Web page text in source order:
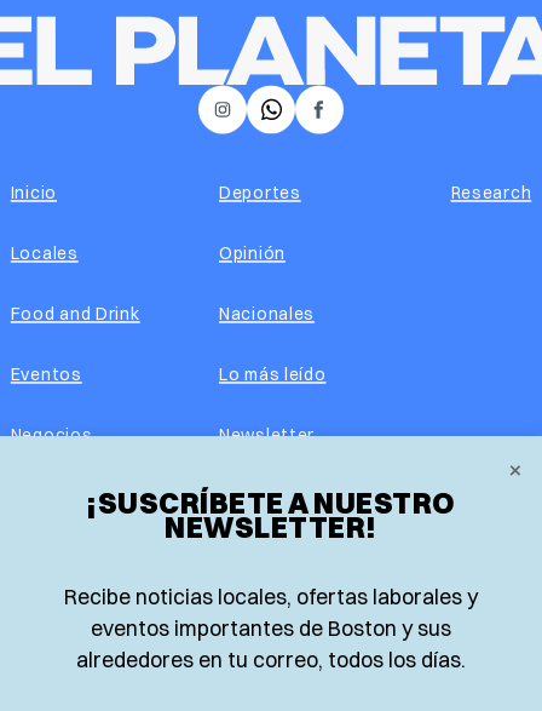
×
¡SUSCRÍBETE A NUESTRO
NEWSLETTER!
Recibe noticias locales, ofertas laborales y
eventos importantes de Boston y sus
alrededores en tu correo, todos los días.
𝕏 Facebook
Instagram
Inicio
Locales
Food and Drink
Eventos
Negocios
Real Estate
Guía de Recursos
Deportes
Opinión
Nacionales
Lo más leído
Newsletter
Edición impresa
Advertise with us
Research